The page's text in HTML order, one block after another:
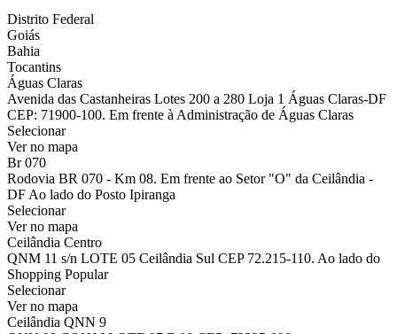
Distrito Federal
Goiás
Bahia
Tocantins
Águas Claras
Avenida das Castanheiras Lotes 200 a 280 Loja 1 Águas Claras-DF
CEP: 71900-100. Em frente à Administração de Águas Claras
Selecionar
Ver no mapa
Br 070
Rodovia BR 070 - Km 08. Em frente ao Setor "O" da Ceilândia -
DF Ao lado do Posto Ipiranga
Selecionar
Ver no mapa
Ceilândia Centro
QNM 11 s/n LOTE 05 Ceilândia Sul CEP 72.215-110. Ao lado do
Shopping Popular
Selecionar
Ver no mapa
Ceilândia QNN 9